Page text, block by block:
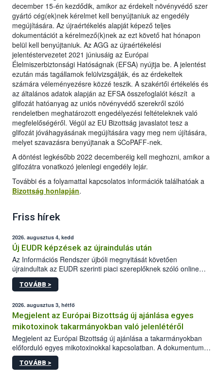
december 15-én kezdődik, amikor az érdekelt növényvédő szer
gyártó cég(ek)nek kérelmet kell benyújtaniuk az engedély
megújítására. Az újraértékelés alapját képező teljes
dokumentációt a kérelmező(k)nek az ezt követő hat hónapon
belül kell benyújtaniuk. Az AGG az újraértékelési
jelentéstervezetet 2021 júniusáig az Európai
Élelmiszerbiztonsági Hatóságnak (EFSA) nyújtja be. A jelentést
ezután más tagállamok felülvizsgálják, és az érdekeltek
számára véleményezésre közzé teszik. A szakértői értékelés és
az általános adatok alapján az EFSA összefoglalót készít a
glifozát hatóanyag az uniós növényvédő szerekről szóló
rendeletben meghatározott engedélyezési feltételeknek való
megfelelőségéről. Végül az EU Bizottság javaslatot tesz a
glifozát jóváhagyásának megújítására vagy meg nem újítására,
melyet szavazásra benyújtanak a SCoPAFF-nek.
A döntést legkésőbb 2022 decemberéig kell meghozni, amikor a
glifozátra vonatkozó jelenlegi engedély lejár.
További és a folyamattal kapcsolatos információk találhatóak a
Bizottság honlapján.
Friss hírek
2026. augusztus 4, kedd
Új EUDR képzések az újraindulás után
Az Információs Rendszer újbóli megnyitását követően
újraindultak az EUDR szerinti piaci szereplőknek szóló online
képzések.
TOVÁBB >
2026. augusztus 3, hétfő
Megjelent az Európai Bizottság új ajánlása egyes
mikotoxinok takarmányokban való jelenlétéről
Megjelent az Európai Bizottság új ajánlása a takarmányokban
előforduló egyes mikotoxinokkal kapcsolatban. A dokumentum
2027-től új irányértékek alkalmazását írja elő, és a jelenleg
hatályos uniós ajánlások helyébe lép.
TOVÁBB >